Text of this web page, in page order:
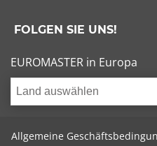
FOLGEN SIE UNS!
EUROMASTER in Europa
Land auswählen
Allgemeine